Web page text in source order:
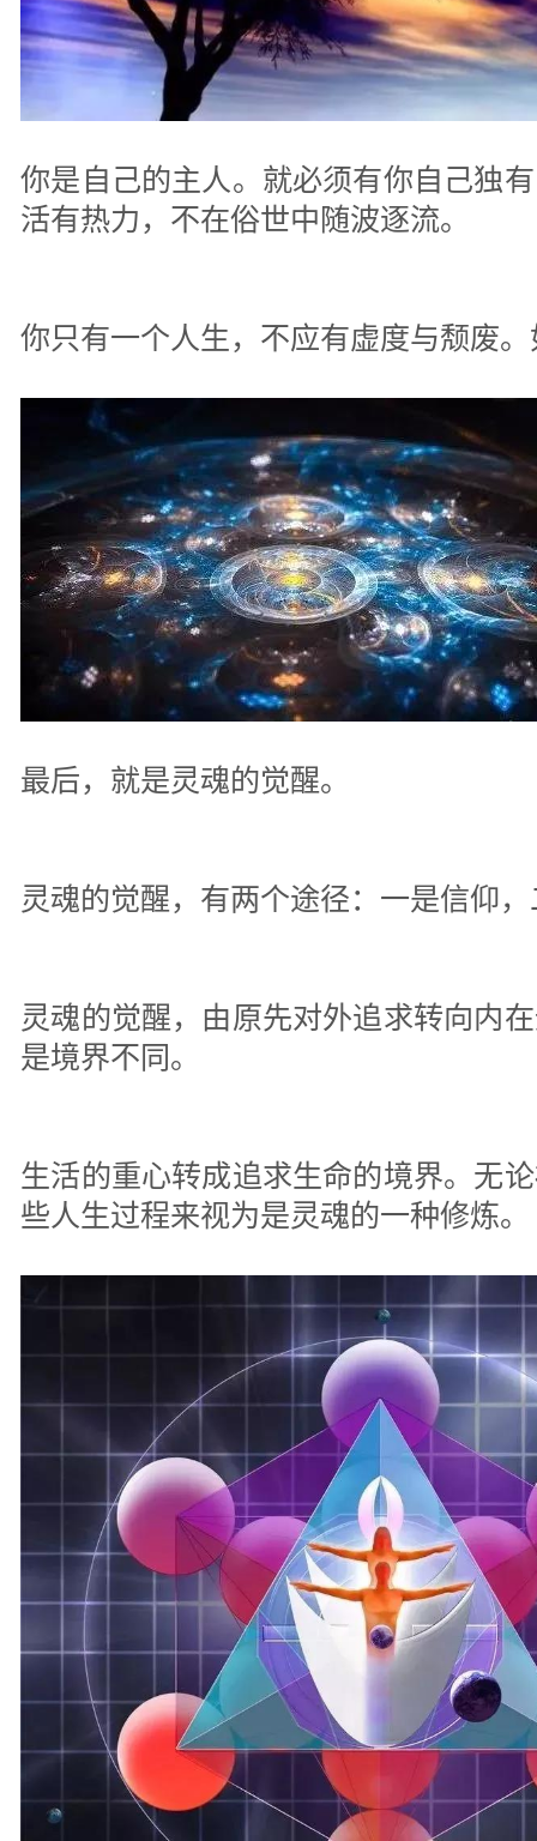
你是自己的主人。就必须有你自己独
活有热力，不在俗世中随波逐流。
你只有一个人生，不应有虚度与颓废
最后，就是灵魂的觉醒。
灵魂的觉醒，有两个途径：一是信仰
灵魂的觉醒，由原先对外追求转向内
是境界不同。
生活的重心转成追求生命的境界。无
些人生过程来视为是灵魂的一种修炼。